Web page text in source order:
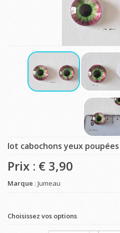
lot cabochons yeux poupées
Prix : € 3,90
Marque : Jumeau
Choisissez vos options